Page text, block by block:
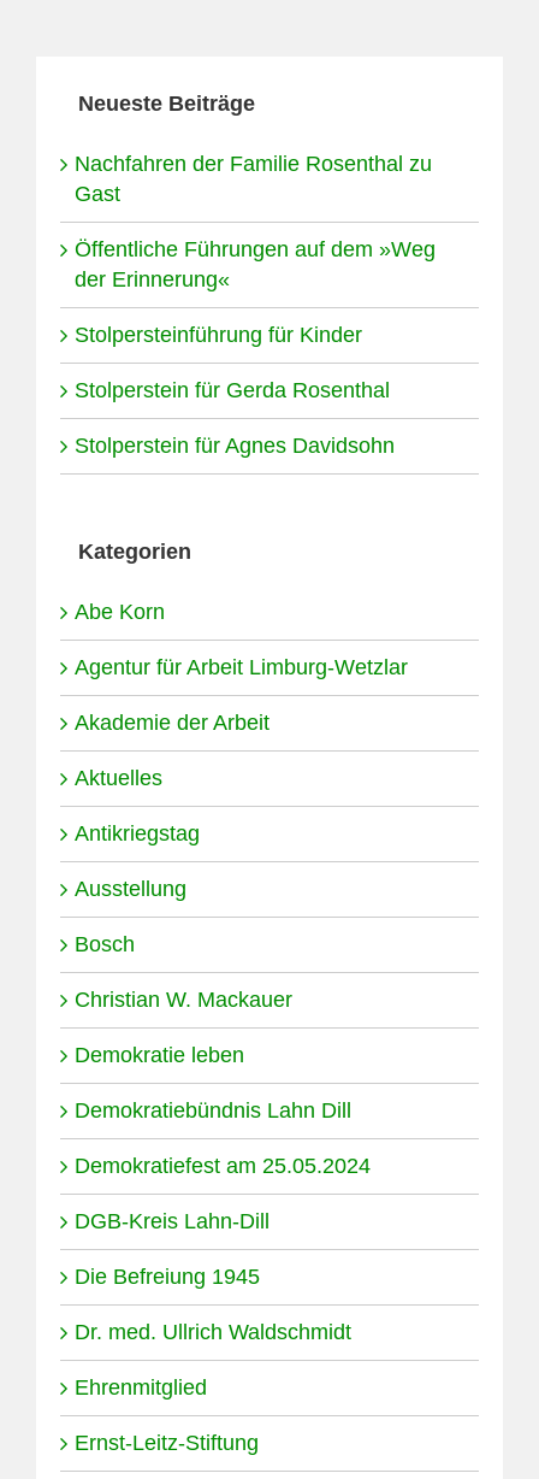
Neueste Beiträge
Nachfahren der Familie Rosenthal zu
Gast
Öffentliche Führungen auf dem »Weg
der Erinnerung«
Stolpersteinführung für Kinder
Stolperstein für Gerda Rosenthal
Stolperstein für Agnes Davidsohn
Kategorien
Abe Korn
Agentur für Arbeit Limburg-Wetzlar
Akademie der Arbeit
Aktuelles
Antikriegstag
Ausstellung
Bosch
Christian W. Mackauer
Demokratie leben
Demokratiebündnis Lahn Dill
Demokratiefest am 25.05.2024
DGB-Kreis Lahn-Dill
Die Befreiung 1945
Dr. med. Ullrich Waldschmidt
Ehrenmitglied
Ernst-Leitz-Stiftung